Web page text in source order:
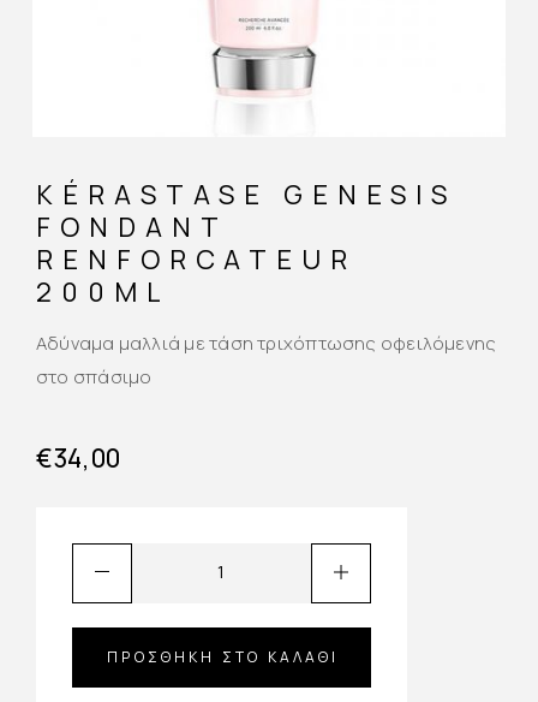
KÉRASTASE GENESIS
FONDANT
RENFORCATEUR
200ML
Αδύναμα μαλλιά με τάση τριχόπτωσης οφειλόμενης
στο σπάσιμο
€34,00
ΠΡΟΣΘΉΚΗ ΣΤΟ ΚΑΛΆΘΙ